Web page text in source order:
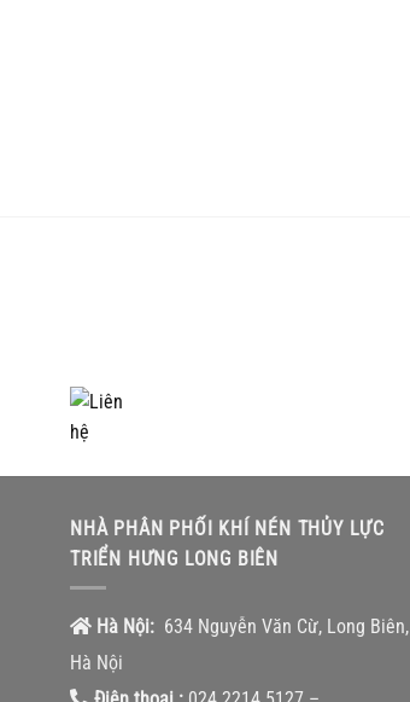
NHÀ PHÂN PHỐI KHÍ NÉN THỦY LỰC
TRIỂN HƯNG LONG BIÊN
Hà Nội: 634 Nguyễn Văn Cừ, Long Biên,
Hà Nội